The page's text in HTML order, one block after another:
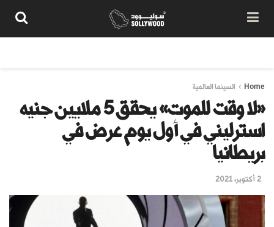
Home السينما العالمية
«لا وقت للموت» يحقق 5 ملايين جنيه
استرليني في أول يوم عرض في
بريطانيا
2 أكتوبر، 2021